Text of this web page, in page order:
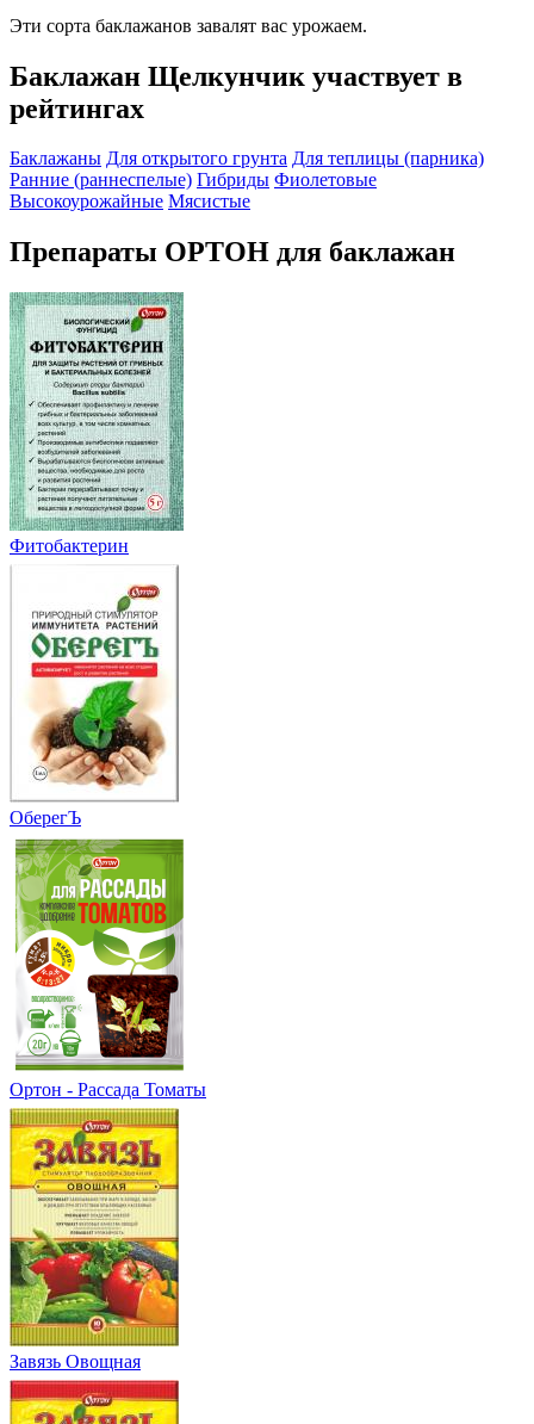
Эти сорта баклажанов завалят вас урожаем.
Баклажан Щелкунчик участвует в
рейтингах
Баклажаны Для открытого грунта Для теплицы (парника)
Ранние (раннеспелые) Гибриды Фиолетовые
Высокоурожайные Мясистые
Препараты ОРТОН для баклажан
Фитобактерин
ОберегЪ
Ортон - Рассада Томаты
Завязь Овощная